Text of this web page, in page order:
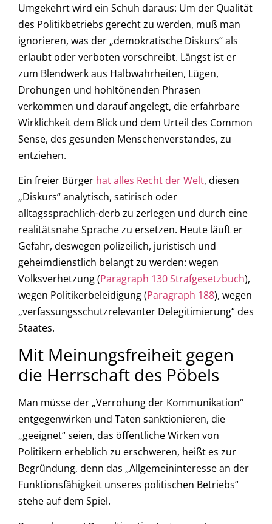
Umgekehrt wird ein Schuh daraus: Um der Qualität
des Politikbetriebs gerecht zu werden, muß man
ignorieren, was der „demokratische Diskurs“ als
erlaubt oder verboten vorschreibt. Längst ist er
zum Blendwerk aus Halbwahrheiten, Lügen,
Drohungen und hohltönenden Phrasen
verkommen und darauf angelegt, die erfahrbare
Wirklichkeit dem Blick und dem Urteil des Common
Sense, des gesunden Menschenverstandes, zu
entziehen.
Ein freier Bürger hat alles Recht der Welt, diesen
„Diskurs“ analytisch, satirisch oder
alltagssprachlich-derb zu zerlegen und durch eine
realitätsnahe Sprache zu ersetzen. Heute läuft er
Gefahr, deswegen polizeilich, juristisch und
geheimdienstlich belangt zu werden: wegen
Volksverhetzung (Paragraph 130 Strafgesetzbuch),
wegen Politikerbeleidigung (Paragraph 188), wegen
„verfassungsschutzrelevanter Delegitimierung“ des
Staates.
Mit Meinungsfreiheit gegen
die Herrschaft des Pöbels
Man müsse der „Verrohung der Kommunikation“
entgegenwirken und Taten sanktionieren, die
„geeignet“ seien, das öffentliche Wirken von
Politikern erheblich zu erschweren, heißt es zur
Begründung, denn das „Allgemeininteresse an der
Funktionsfähigkeit unseres politischen Betriebs“
stehe auf dem Spiel.